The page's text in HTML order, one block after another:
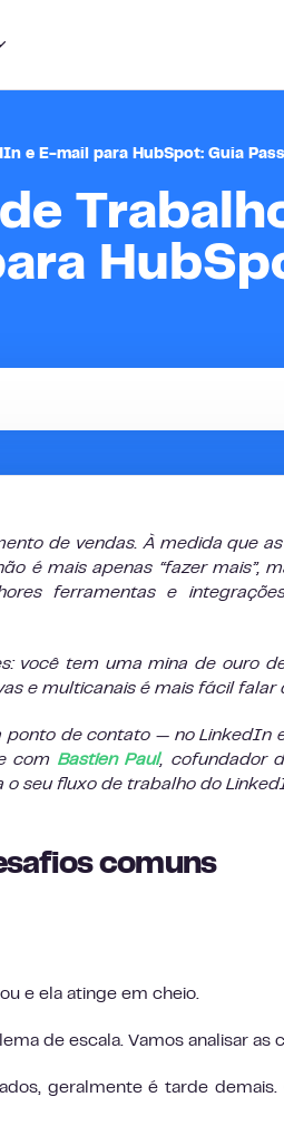
e E-mail para HubSpot: Guia
de vendas. À medida que
é mais apenas “fazer mais”,
ferramentas e
você tem uma mina de ouro
e multicanais é mais fácil falar
ponto de contato — no LinkedIn
com Bastien Paul, cofundador
seu fluxo de trabalho do
comuns
e ela atinge em cheio.
de escala. Vamos analisar as
geralmente é tarde demais.